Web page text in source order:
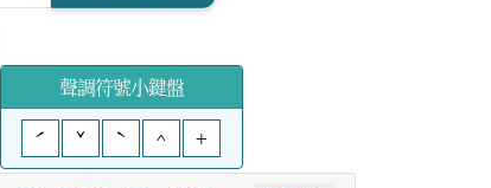
聲調符號小鍵盤
ˊ
ˇ ˋ ^ +